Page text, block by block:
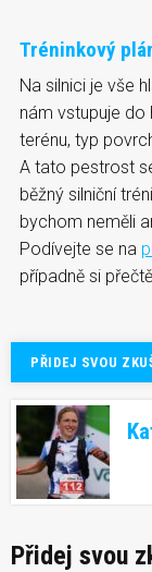
Tréninkový
Na silnici je vše
nám vstupuje do
terénu, typ
A tato pestrost
běžný silniční
bychom neměli
Podívejte se na
případně si
PŘIDEJ SVOU
Přidej svou